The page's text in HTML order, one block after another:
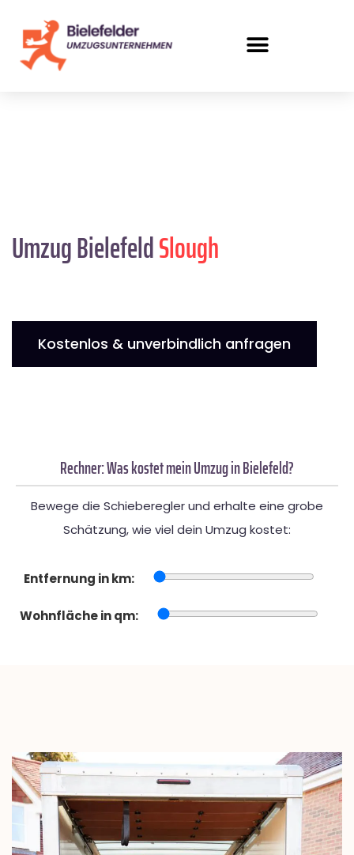
Umzug BielefeldSlough
Kostenlos & unverbindlich anfragen
Rechner: Was kostet mein Umzug in Bielefeld?
Bewege die Schieberegler und erhalte eine grobe
Schätzung, wie viel dein Umzug kostet:
Entfernung in km:
Wohnfläche in qm: